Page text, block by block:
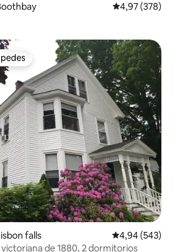
Calificación
4,97 (378)
falls Calificación
4,94 (543)
de 1880, 2 dormitorios